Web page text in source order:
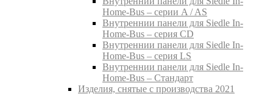
Home-Bus – серии A / AS
Внутреннии панели для Siedle In-
Home-Bus – серия CD
Внутреннии панели для Siedle In-
Home-Bus – серия LS
Внутреннии панели для Siedle In-
Home-Bus – Стандарт
Изделия, снятые с производства 2021